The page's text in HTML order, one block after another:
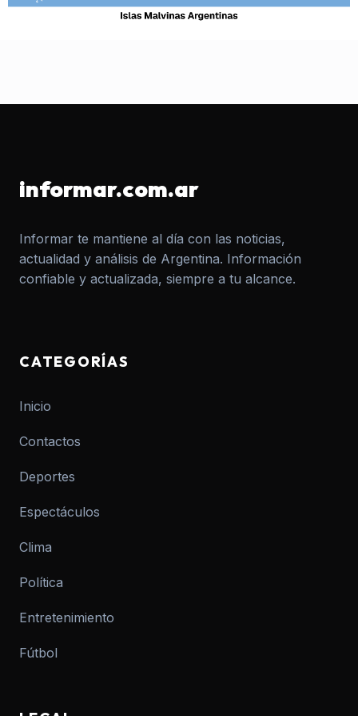
informar.com.ar
Informar te mantiene al día con las noticias,
actualidad y análisis de Argentina. Información
confiable y actualizada, siempre a tu alcance.
CATEGORÍAS
Inicio
Contactos
Deportes
Espectáculos
Clima
Política
Entretenimiento
Fútbol